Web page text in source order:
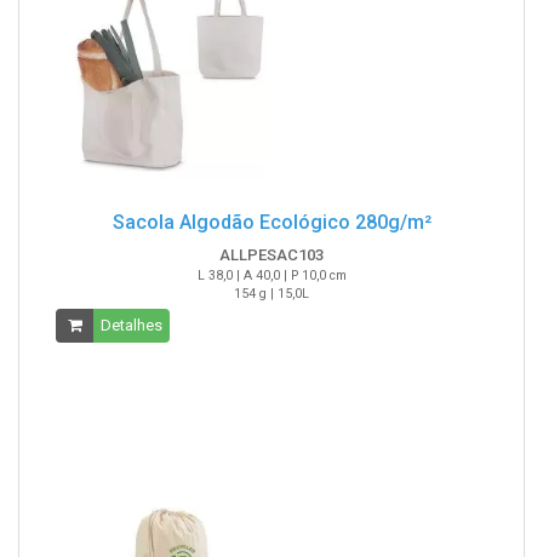
Sacola Algodão Ecológico 280g/m²
ALLPESAC103
L 38,0 | A 40,0 | P 10,0 cm
154 g | 15,0L
Detalhes